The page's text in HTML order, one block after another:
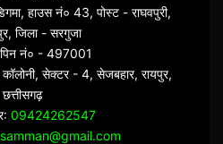
हाउस नं० 43, पोस्ट - राघवपुरी,
जिला - सरगुजा
पिन नं० - 497001
कॉलोनी, सेक्टर - 4, सेजबहार, रायपुर,
छत्तीसगढ़
09424262547